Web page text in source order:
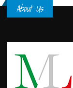
About Us